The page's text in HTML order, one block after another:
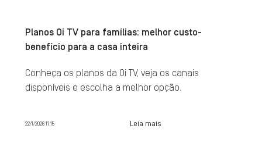
Planos Oi TV para famílias: melhor custo-
benefício para a casa inteira
Conheça os planos da Oi TV, veja os canais
disponíveis e escolha a melhor opção.
22/1/2026 11:15 Leia mais